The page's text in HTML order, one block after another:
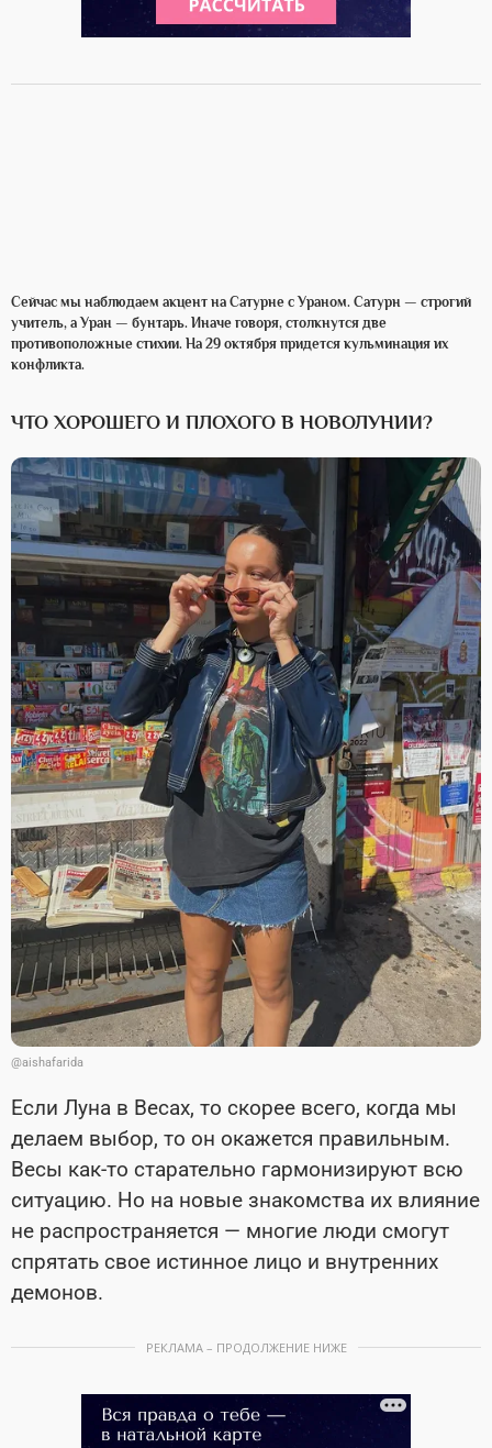
Сейчас мы наблюдаем акцент на Сатурне с Ураном. Сатурн — строгий
учитель, а Уран — бунтарь. Иначе говоря, столкнутся две
противоположные стихии. На 29 октября придется кульминация их
конфликта.
ЧТО ХОРОШЕГО И ПЛОХОГО В НОВОЛУНИИ?
@aishafarida
Если Луна в Весах, то скорее всего, когда мы
делаем выбор, то он окажется правильным.
Весы как-то старательно гармонизируют всю
ситуацию. Но на новые знакомства их влияние
не распространяется — многие люди смогут
спрятать свое истинное лицо и внутренних
демонов.
РЕКЛАМА – ПРОДОЛЖЕНИЕ НИЖЕ